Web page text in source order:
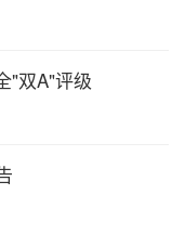
，同比增长
D&M管线累计新
83个商业化项
个临床II期项
"双A"评级